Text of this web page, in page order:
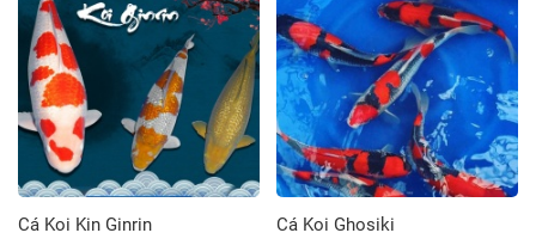
Cá Koi Kin Ginrin
Cá Koi Ghosiki